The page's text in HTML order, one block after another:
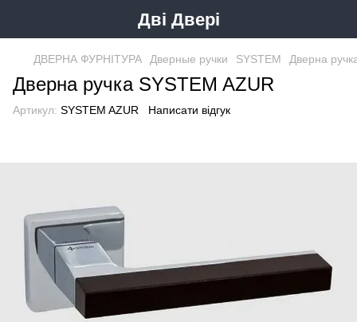
Дві Двері
ДВЕРНА ФУРНІТУРА Дверные ручки SYSTEM Дверна
Дверна ручка SYSTEM AZUR
Артикул: SYSTEM AZUR Написати відгук